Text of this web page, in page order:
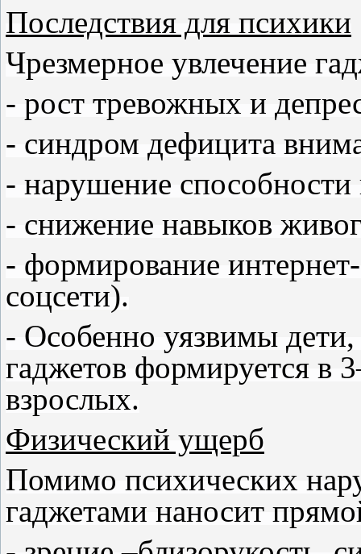
Последствия для психики
Чрезмерное увлечение
- рост тревожных и
- синдром дефицита
- нарушение
- снижение навыков
- формирование
соцсети).
- Особенно уязвимы
гаджетов формируется в
взрослых.
Физический ущерб
Помимо психических
гаджетами наносит